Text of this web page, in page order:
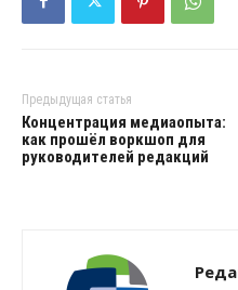
Предыдущая статья
Концентрация медиаопыта:
как прошёл воркшоп для
руководителей редакций